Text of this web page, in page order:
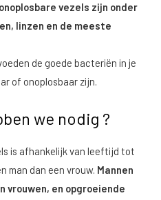
vezels zijn onder
linzen en de meeste
de goede bacteriën in je
of onoplosbaar zijn.
we nodig ?
is afhankelijk van leeftijd tot
man dan een vrouw. Mannen
vrouwen, en opgroeiende